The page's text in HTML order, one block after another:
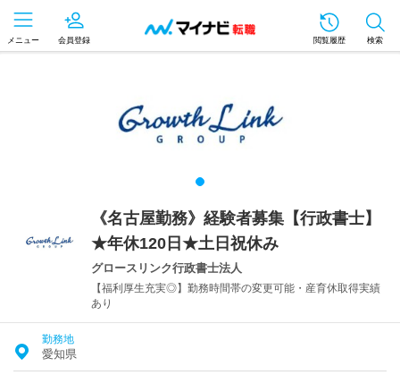
メニュー 会員登録 閲覧履歴 検索
《名古屋勤務》経験者募集【行政書士】
★年休120日★土日祝休み
グロースリンク行政書士法人
【福利厚生充実◎】勤務時間帯の変更可能・産育休取得実績
あり
勤務地
愛知県